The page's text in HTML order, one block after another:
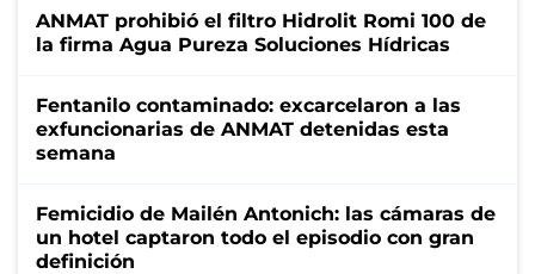
ANMAT prohibió el filtro Hidrolit Romi 100 de
la firma Agua Pureza Soluciones Hídricas
Fentanilo contaminado: excarcelaron a las
exfuncionarias de ANMAT detenidas esta
semana
Femicidio de Mailén Antonich: las cámaras de
un hotel captaron todo el episodio con gran
definición